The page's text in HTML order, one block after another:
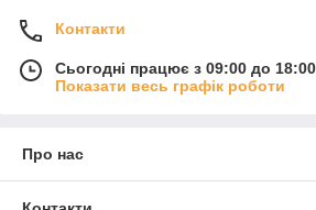
Контакти
Сьогодні працює з 09:00 до 18:00
Показати весь графік роботи
Про нас